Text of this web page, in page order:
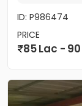
ID: P986474
PRICE
85 Lac -